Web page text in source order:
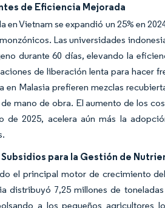
de Eficiencia Mejorada
en Vietnam se expandió un 25% en
Las universidades
durante 60 días, elevando la
de liberación lenta para hacer
Malasia prefieren mezclas
mano de obra. El aumento de los
de 2025, acelera aún más la
para la Gestión de
el principal motor de crecimiento
distribuyó 7,25 millones de
a los pequeños agricultores